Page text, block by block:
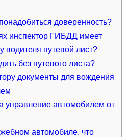
доверенность?
инспектор ГИБДД имеет
водителя путевой лист?
без путевого листа?
документы для вождения
управление автомобилем от
автомобиле. что